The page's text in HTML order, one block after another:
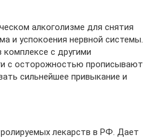
алкоголизме для снятия
и успокоения нервной системы.
с другими
с осторожностью прописывают
сильнейшее привыкание и
лекарств в РФ. Дает